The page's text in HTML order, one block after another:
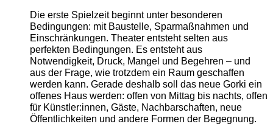
Die erste Spielzeit beginnt unter besonderen
Bedingungen: mit Baustelle, Sparmaßnahmen und
Einschränkungen. Theater entsteht selten aus
perfekten Bedingungen. Es entsteht aus
Notwendigkeit, Druck, Mangel und Begehren – und
aus der Frage, wie trotzdem ein Raum geschaffen
werden kann. Gerade deshalb soll das neue Gorki ein
offenes Haus werden: offen von Mittag bis nachts, offen
für Künstler:innen, Gäste, Nachbarschaften, neue
Öffentlichkeiten und andere Formen der Begegnung.